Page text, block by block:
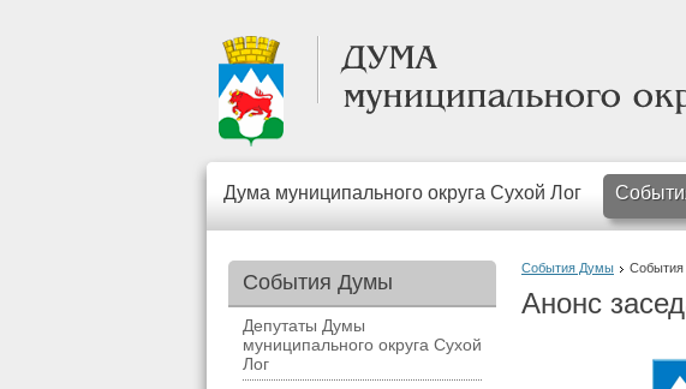
Дума муниципального округа Сухой Лог
События Думы
Анонс
События Думы
Депутаты Думы
муниципального округа Сухой
Лог